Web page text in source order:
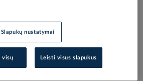
Slapukų nustatymai
visų Leisti visus slapukus